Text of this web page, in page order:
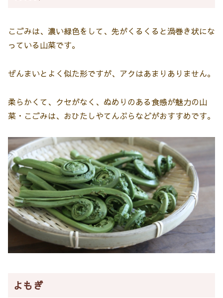
こごみは、濃い緑色をして、先がくるくると渦巻き状にな
っている山菜です。
ぜんまいとよく似た形ですが、アクはあまりありません。
柔らかくて、クセがなく、ぬめりのある食感が魅力の山
菜・こごみは、おひたしやてんぷらなどがおすすめです。
よもぎ